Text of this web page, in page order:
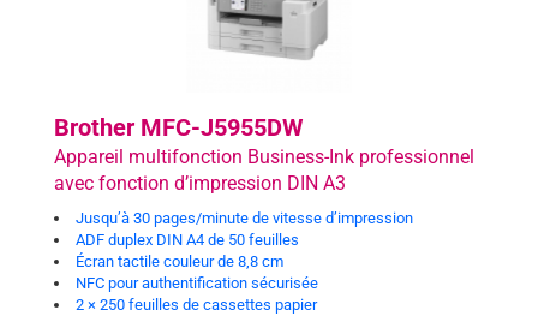
Brother MFC-J5955DW
Appareil multifonction Business-Ink professionnel
avec fonction d’impression DIN A3
Jusqu’à 30 pages/minute de vitesse d’impression
ADF duplex DIN A4 de 50 feuilles
Écran tactile couleur de 8,8 cm
NFC pour authentification sécurisée
2 × 250 feuilles de cassettes papier